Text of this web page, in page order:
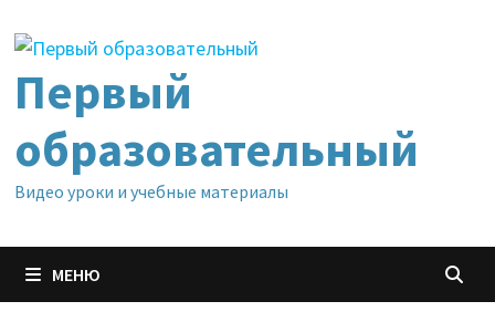
содержимому
Первый
образовательный
Видео уроки и учебные материалы
МЕНЮ